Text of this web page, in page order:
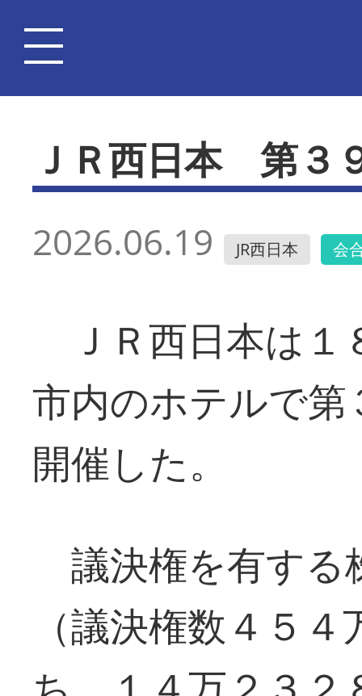
ＪＲ西日本 第３
2026.06.19 JR西日本 会
ＪＲ西日本は１
市内のホテルで
開催した。
議決権を有する
（議決権数４５